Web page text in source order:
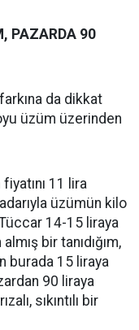
PAZARDA 90
da dikkat
üzüm üzerinden
11 lira
üzümün kilo
14-15 liraya
bir tanıdığım,
burada 15 liraya
90 liraya
sıkıntılı bir